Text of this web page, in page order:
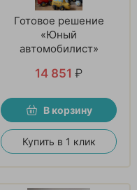
Готовое решение
«Юный
автомобилист»
14 851 ₽
В корзину
Купить в 1 клик